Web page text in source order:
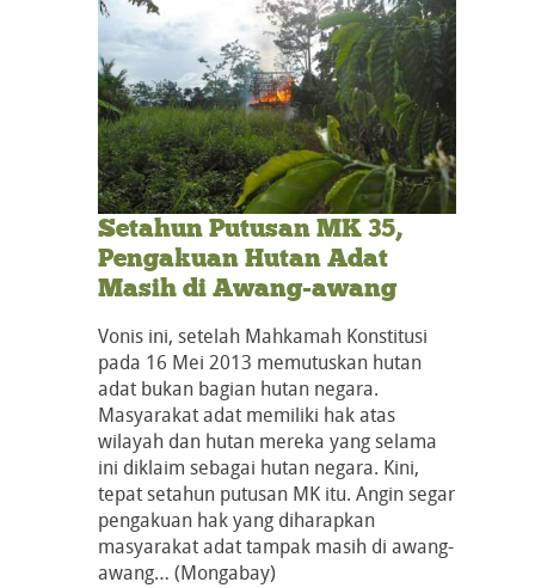
Setahun Putusan MK 35,
Pengakuan Hutan Adat
Masih di Awang-awang
Vonis ini, setelah Mahkamah Konstitusi
pada 16 Mei 2013 memutuskan hutan
adat bukan bagian hutan negara.
Masyarakat adat memiliki hak atas
wilayah dan hutan mereka yang selama
ini diklaim sebagai hutan negara. Kini,
tepat setahun putusan MK itu. Angin segar
pengakuan hak yang diharapkan
masyarakat adat tampak masih di awang-
awang… (Mongabay)